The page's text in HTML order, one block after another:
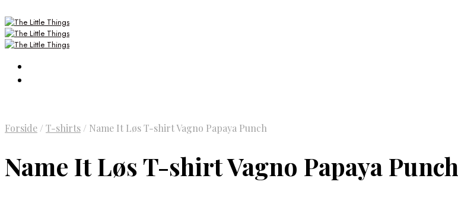
Forside / T-shirts / Name It Løs T-shirt Vagno Papaya Punch
Name It Løs T-shirt Vagno Papaya Punch